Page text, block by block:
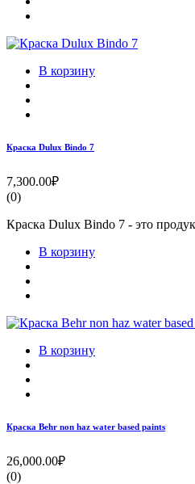
В корзину
Краска Dulux Bindo 7
7,300.00₽
(0)
Краска Dulux Bindo 7 - это
В корзину
В корзину
Краска Behr non haz water based paints
26,000.00₽
(0)